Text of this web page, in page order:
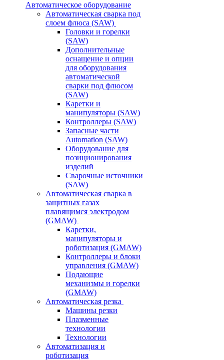
Автоматическое оборудование
Автоматическая сварка под
слоем флюса (SAW)
Головки и горелки
(SAW)
Дополнительные
оснащение и опции
для оборудования
автоматической
сварки под флюсом
(SAW)
Каретки и
манипуляторы (SAW)
Контроллеры (SAW)
Запасные части
Automation (SAW)
Оборудование для
позиционирования
изделий
Сварочные источники
(SAW)
Автоматическая сварка в
защитных газах
плавящимся электродом
(GMAW)
Каретки,
манипуляторы и
роботизация (GMAW)
Контроллеры и блоки
управления (GMAW)
Подающие
механизмы и горелки
(GMAW)
Автоматическая резка
Машины резки
Плазменные
технологии
Технологии
Автоматизация и
роботизация